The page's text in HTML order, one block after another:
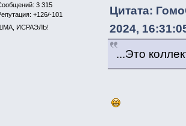
3 315
+126/-101
ИСРАЭЛЬ!
Цитата:
2024,
...Это